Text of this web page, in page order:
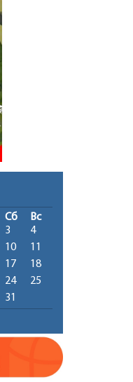
Сб
Вс
3
4
10
11
17
18
24
25
31